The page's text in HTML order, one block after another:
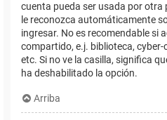
cuenta pueda ser usada por otra
le reconozca automáticamente
ingresar. No es recomendable si
compartido, e.j. biblioteca, cyber-
etc. Si no ve la casilla, significa
ha deshabilitado la opción.
Arriba